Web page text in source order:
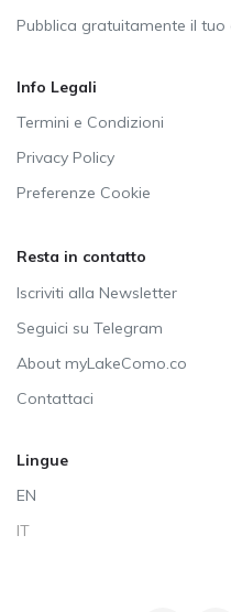
Pubblica gratuitamente il tuo
Info Legali
Termini e Condizioni
Privacy Policy
Preferenze Cookie
Resta in contatto
Iscriviti alla Newsletter
Seguici su Telegram
About myLakeComo.co
Contattaci
Lingue
EN
IT